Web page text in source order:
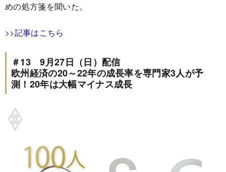
めの処方箋を聞いた。
>>記事はこちら
＃13 9月27日（日）配信
欧州経済の20～22年の成長率を専門家3人が予
測！20年は大幅マイナス成長